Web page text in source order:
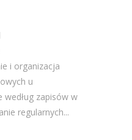
i organizacja
u
zapisów w
regularnych...